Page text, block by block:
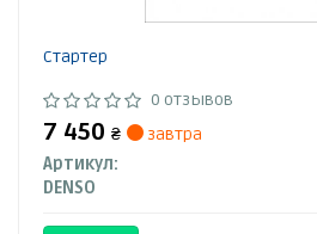
Стартер
0 отзывов
7 450 ₴
завтра
Артикул:
DENSO